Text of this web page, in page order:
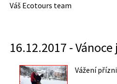
Váš Ecotours team
16.12.2017 -
Vážení